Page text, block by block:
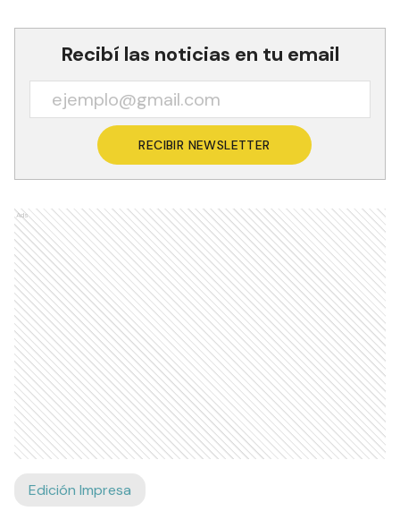
Recibí las noticias en tu email
RECIBIR NEWSLETTER
Ads
Edición Impresa